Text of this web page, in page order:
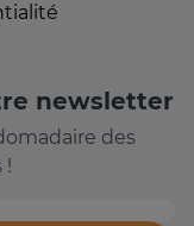
newsletter
des
!